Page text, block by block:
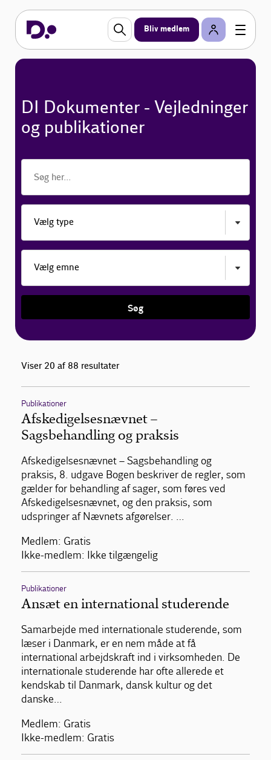
Bliv medlem
DI Dokumenter - Vejledninger
og publikationer
Vælg type
Vælg emne
Søg
Viser 20 af 88 resultater
Publikationer
Afskedigelsesnævnet –
Sagsbehandling og praksis
Afskedigelsesnævnet – Sagsbehandling og
praksis, 8. udgave Bogen beskriver de regler, som
gælder for behandling af sager, som føres ved
Afskedigelsesnævnet, og den praksis, som
udspringer af Nævnets afgørelser. …
Medlem: Gratis
Ikke-medlem: Ikke tilgængelig
Publikationer
Ansæt en international studerende
Samarbejde med internationale studerende, som
læser i Danmark, er en nem måde at få
international arbejdskraft ind i virksomheden. De
internationale studerende har ofte allerede et
kendskab til Danmark, dansk kultur og det
danske…
Medlem: Gratis
Ikke-medlem: Gratis